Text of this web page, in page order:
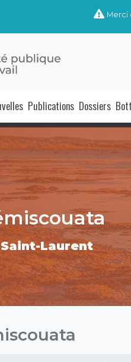
Merci
Publications Dossiers
Laurent